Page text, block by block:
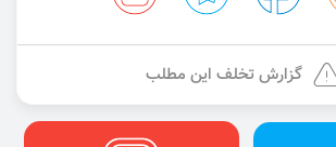
گزارش تخلف این مطلب